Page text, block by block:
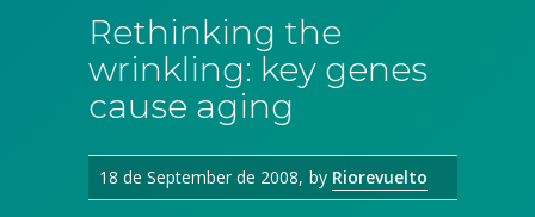
Rethinking the
wrinkling: key genes
cause aging
18 de September de 2008 by Riorevuelto